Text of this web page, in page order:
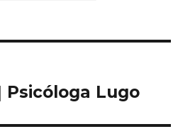
Psicóloga Lugo